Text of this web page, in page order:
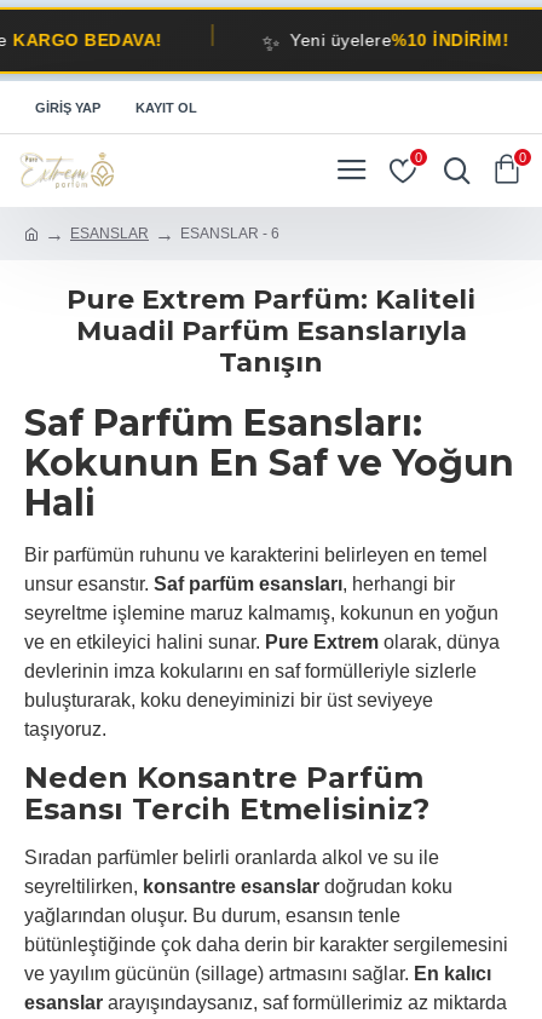
Yeni üyelere%10 İNDİRİM!
GIRIŞ YAP KAYIT OL
0 0
ESANSLAR ESANSLAR - 6
Pure Extrem Parfüm: Kaliteli
Muadil Parfüm Esanslarıyla
Tanışın
Saf Parfüm Esansları:
Kokunun En Saf ve Yoğun
Hali
Bir parfümün ruhunu ve karakterini belirleyen en temel
unsur esanstır. Saf parfüm esansları, herhangi bir
seyreltme işlemine maruz kalmamış, kokunun en yoğun
ve en etkileyici halini sunar. Pure Extrem olarak, dünya
devlerinin imza kokularını en saf formülleriyle sizlerle
buluşturarak, koku deneyiminizi bir üst seviyeye
taşıyoruz.
Neden Konsantre Parfüm
Esansı Tercih Etmelisiniz?
Sıradan parfümler belirli oranlarda alkol ve su ile
seyreltilirken, konsantre esanslar doğrudan koku
yağlarından oluşur. Bu durum, esansın tenle
bütünleştiğinde çok daha derin bir karakter sergilemesini
ve yayılım gücünün (sillage) artmasını sağlar. En kalıcı
esanslar arayışındaysanız, saf formüllerimiz az miktarda